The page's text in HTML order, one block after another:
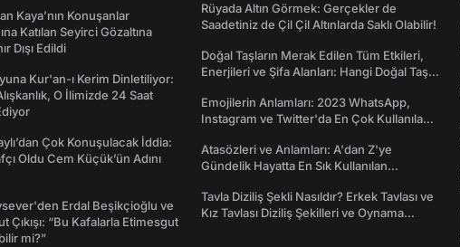
Kaya’nın Konuşanlar
Katılan Seyirci Gözaltına
Dışı Edildi
Kur'an-ı Kerim Dinletiliyor:
O İlimizde 24 Saat
Çok Konuşulacak İddia:
Oldu Cem Küçük’ün Adını
Erdal Beşikçioğlu ve
Çıkışı: “Bu Kafalarla Etimesgut
mi?”
Rüyada Altın Görmek: Gerçekler de
Saadetiniz de Çil Çil Altınlarda Saklı Olabilir!
Doğal Taşların Merak Edilen Tüm Etkileri,
Enerjileri ve Şifa Alanları: Hangi Doğal Taş
Emojilerin Anlamları: 2023 WhatsApp,
Instagram ve Twitter'da En Çok Kullanılan
Atasözleri ve Anlamları: A'dan Z'ye
Gündelik Hayatta En Sık Kullanılan
Tavla Diziliş Şekli Nasıldır? Erkek Tavlası ve
Kız Tavlası Diziliş Şekilleri ve Oynama